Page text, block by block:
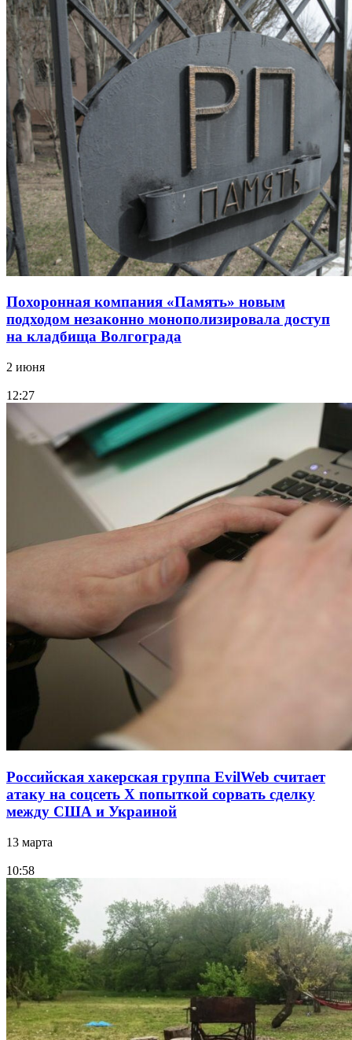
Похоронная компания «Память» новым
подходом незаконно монополизировала доступ
на кладбища Волгограда
2 июня
12:27
Российская хакерская группа EvilWeb считает
атаку на соцсеть Х попыткой сорвать сделку
между США и Украиной
13 марта
10:58